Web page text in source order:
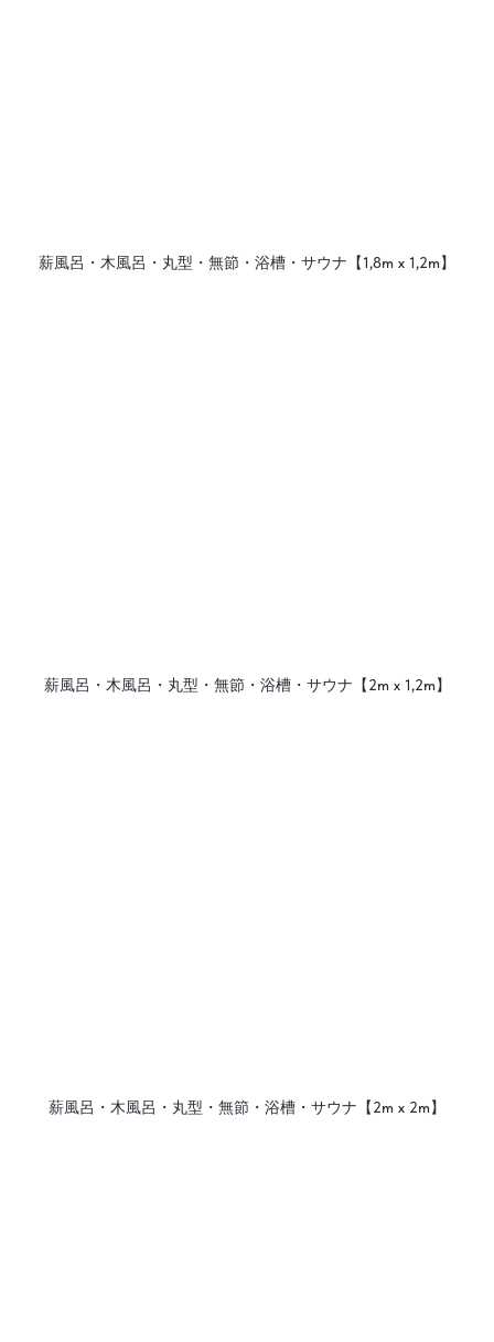
薪風呂・木風呂・丸型・無節・浴槽・サウナ【1,8m х 1,2m】
薪風呂・木風呂・丸型・無節・浴槽・サウナ【2m х 1,2m】
薪風呂・木風呂・丸型・無節・浴槽・サウナ【2m х 2m】